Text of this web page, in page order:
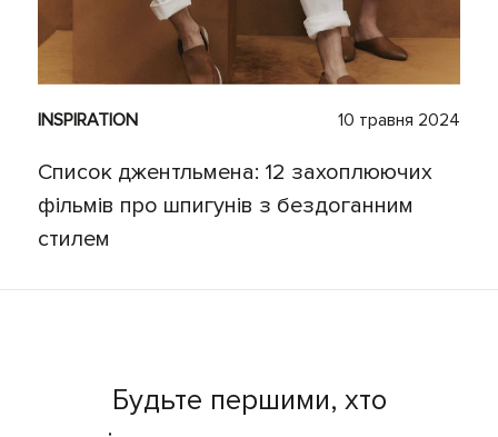
INSPIRATION 10 травня 2024
Список джентльмена: 12 захоплюючих
фільмів про шпигунів з бездоганним
стилем
Будьте першими, хто